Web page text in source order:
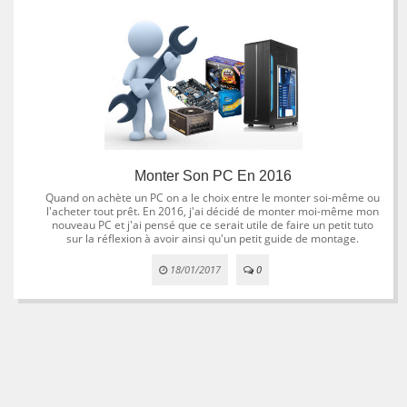
Monter Son PC En 2016
Quand on achète un PC on a le choix entre le monter soi-même ou
l'acheter tout prêt. En 2016, j'ai décidé de monter moi-même mon
nouveau PC et j'ai pensé que ce serait utile de faire un petit tuto
sur la réflexion à avoir ainsi qu'un petit guide de montage.
18/01/2017 0